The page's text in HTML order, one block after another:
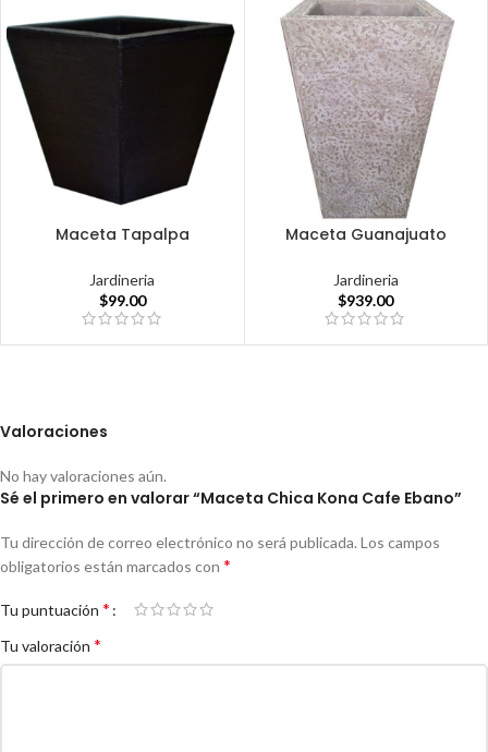
Maceta Tapalpa
Jardineria
$99.00
Maceta Guanajuato
Jardineria
$939.00
Valoraciones
No hay valoraciones aún.
Sé el primero en valorar “Maceta Chica Kona Cafe Ebano”
Tu dirección de correo electrónico no será publicada. Los campos
obligatorios están marcados con *
Tu puntuación *
Tu valoración *